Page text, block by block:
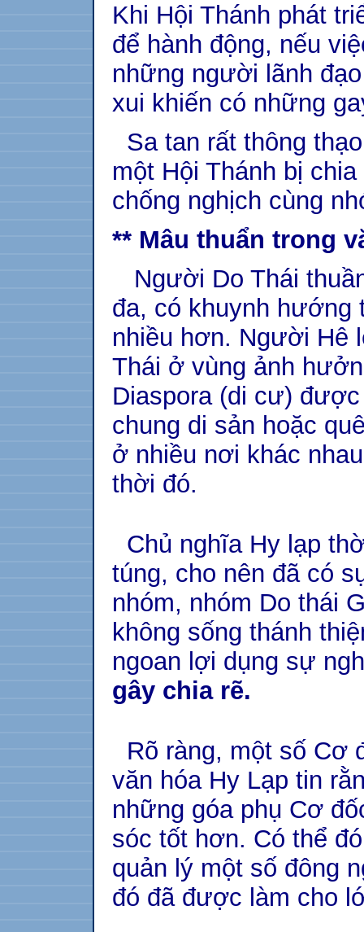
Khi Hội Thánh phát
để hành động, nếu
những người lãnh
xui khiến có những
Sa tan rất thông
một Hội Thánh bị
chống nghịch cùng
** Mâu thuẩn trong
Người Do Thái
đa, có khuynh hướng
nhiều hơn. Người Hê
Thái ở vùng ảnh
Diaspora (di cư)
chung di sản hoặc
ở nhiều nơi khác
thời đó.
Chủ nghĩa Hy lạp
túng, cho nên đã có
nhóm, nhóm Do thái
không sống thánh
ngoan lợi dụng sự
gây chia rẽ.
Rõ ràng, một số Cơ
văn hóa Hy Lạp tin
những góa phụ Cơ
sóc tốt hơn. Có thể
quản lý một số đông
đó đã được làm cho